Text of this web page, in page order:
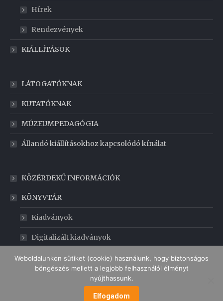
Hírek
Rendezvények
KIÁLLÍTÁSOK
LÁTOGATÓKNAK
KUTATÓKNAK
MÚZEUMPEDAGÓGIA
Állandó kiállításokhoz kapcsolódó kínálat
KÖZÉRDEKŰ INFORMÁCIÓK
KÖNYVTÁR
Kiadványok
Digitalizált kiadványok
GABONAMÚZEUM
MENÜ
Weboldalunkon sütiket (cookie) használunk, hogy biztonságos
böngészés mellett a legjobb felhasználói élményt
nyújthassunk.
Elfogadom